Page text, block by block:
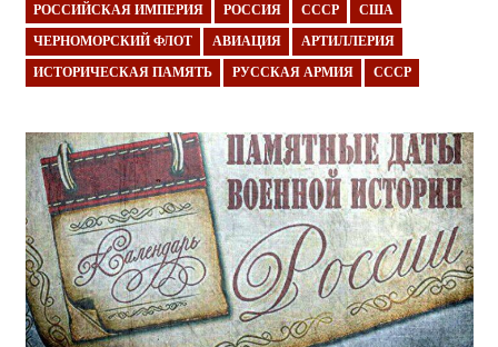
РОССИЙСКАЯ ИМПЕРИЯ РОССИЯ СССР США
ЧЕРНОМОРСКИЙ ФЛОТ АВИАЦИЯ АРТИЛЛЕРИЯ
ИСТОРИЧЕСКАЯ ПАМЯТЬ РУССКАЯ АРМИЯ СССР